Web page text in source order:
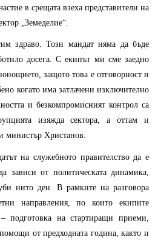
в срещата взеха представители на
„Земеделие“.
здраво. Този мандат няма да бъде
досега. С екипът ми сме заедно
защото това е отговорност и
когато има затлачени изключително
и безкомпромисният контрол са
изяжда сектора, а оттам и
министър Христанов.
на служебното правителство да е
зависи от политическата динамика,
нито ден. В рамките на разговора
направления, по които екипите
подготовка на стартиращи приеми,
от предходната година, както и